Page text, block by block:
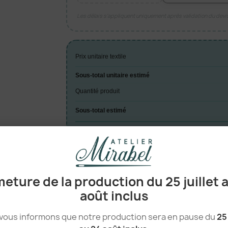
de la production du 25 juillet
août inclus
informons que notre production sera en pause du
Prix unitaire textile
Sous-total unitaire estimé
Quantité produit
Sous-total estimé
